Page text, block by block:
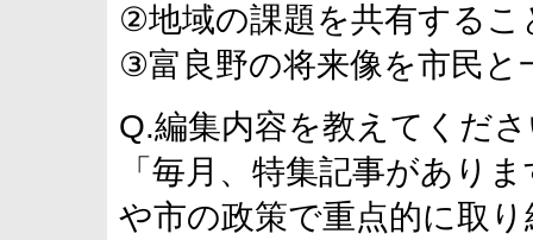
②地域の課題を共有するこ
③富良野の将来像を市民と
Q.編集内容を教えてくだ
「毎月、特集記事があり
や市の政策で重点的に取